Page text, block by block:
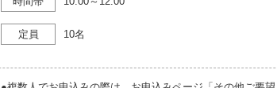
定員 10名